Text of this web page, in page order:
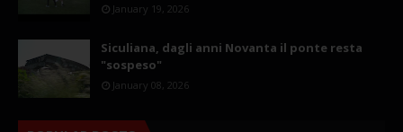
January 19, 2026
Siculiana, dagli anni Novanta il ponte resta
"sospeso"
January 08, 2026